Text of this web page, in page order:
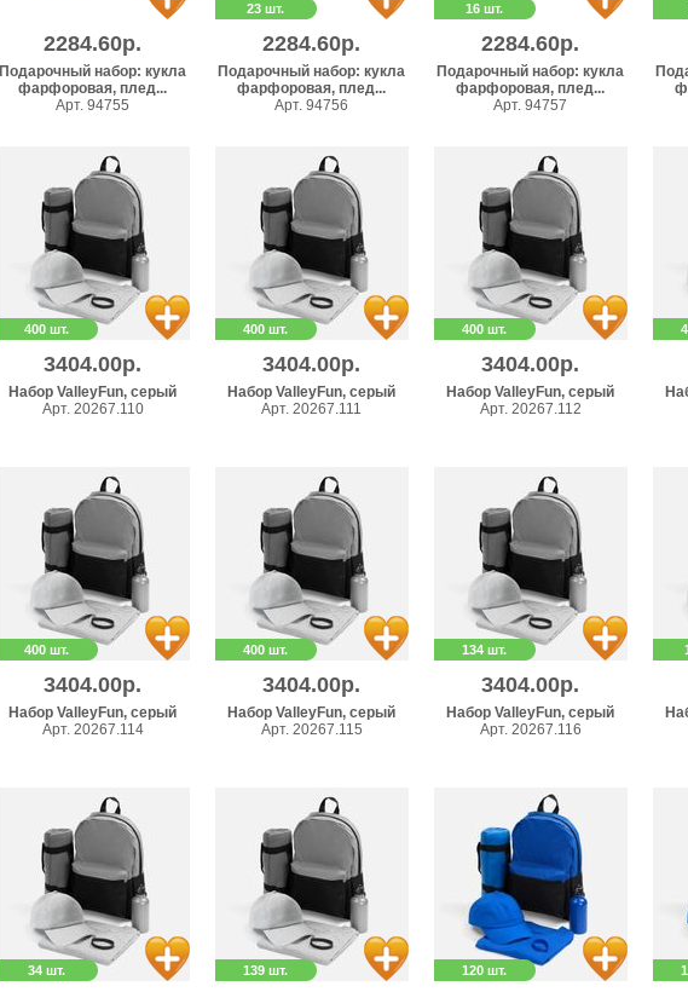
2284.60р.
Подарочный набор: кукла
фарфоровая, плед...
Арт. 94755
23 шт.
2284.60р.
Подарочный набор: кукла
фарфоровая, плед...
Арт. 94756
16 шт.
2284.60р.
Подарочный набор: кукла
фарфоровая, плед...
Арт. 94757
400 шт.
3404.00р.
Набор ValleyFun, серый
Арт. 20267.110
400 шт.
3404.00р.
Набор ValleyFun, серый
Арт. 20267.111
400 шт.
3404.00р.
Набор ValleyFun, серый
Арт. 20267.112
400 шт.
3404.00р.
Набор ValleyFun, серый
Арт. 20267.114
400 шт.
3404.00р.
Набор ValleyFun, серый
Арт. 20267.115
134 шт.
3404.00р.
Набор ValleyFun, серый
Арт. 20267.116
34 шт. 139 шт. 120 шт.